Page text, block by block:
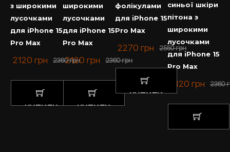
з широкими
лусочками
для iPhone 15
Pro Max
2360грн
2120 грн
КУПИТИ
широкими
лусочками
для iPhone 15
Pro Max
2360грн
2120 грн
КУПИТИ
фолікулами
для iPhone 15
Pro Max
2550грн
2270 грн
КУПИТИ
синьої шкіри
пітона з
широкими
лусочками
для iPhone 15
Pro Max
2360
2120 грн